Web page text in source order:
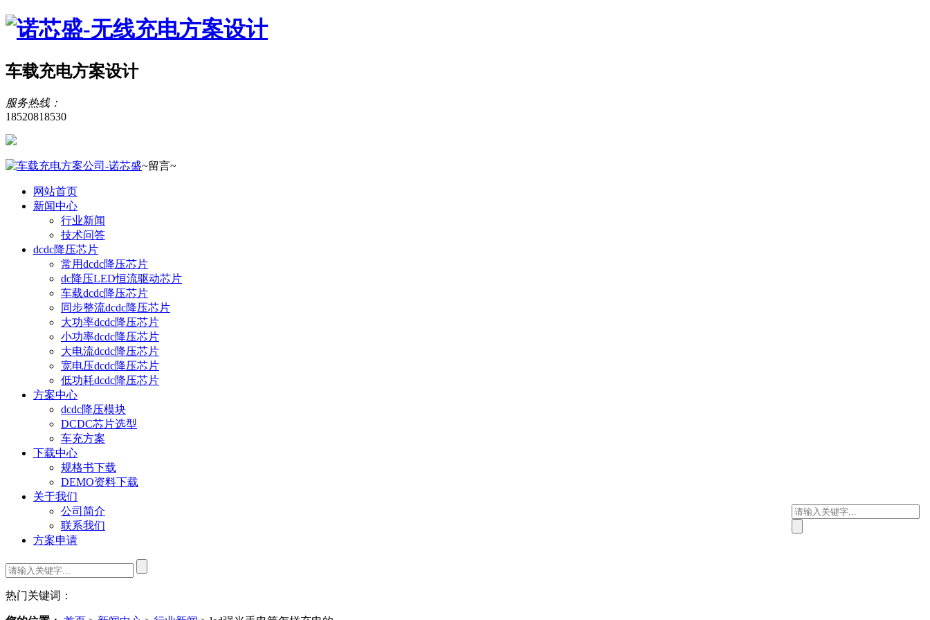
车载充电方案设计
服务热线：
18520818530
~留言~
网站首页
新闻中心
行业新闻
技术问答
dcdc降压芯片
常用dcdc降压芯片
dc降压LED恒流驱动芯片
车载dcdc降压芯片
同步整流dcdc降压芯片
大功率dcdc降压芯片
小功率dcdc降压芯片
大电流dcdc降压芯片
宽电压dcdc降压芯片
低功耗dcdc降压芯片
方案中心
dcdc降压模块
DCDC芯片选型
车充方案
下载中心
规格书下载
DEMO资料下载
关于我们
公司简介
联系我们
方案申请
热门关键词：